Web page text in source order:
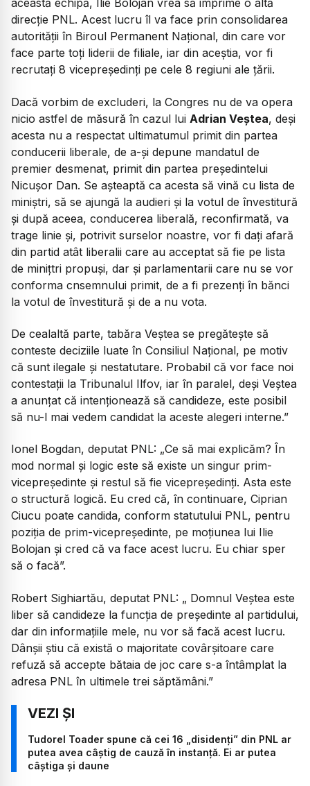
această echipă, Ilie Bolojan vrea să imprime o altă
direcție PNL. Acest lucru îl va face prin consolidarea
autorității în Biroul Permanent Național, din care vor
face parte toți liderii de filiale, iar din aceștia, vor fi
recrutați 8 vicepreședinți pe cele 8 regiuni ale țării.
Dacă vorbim de excluderi, la Congres nu de va opera
nicio astfel de măsură în cazul lui Adrian Veștea, deși
acesta nu a respectat ultimatumul primit din partea
conducerii liberale, de a-și depune mandatul de
premier desmenat, primit din partea președintelui
Nicușor Dan. Se așteaptă ca acesta să vină cu lista de
miniștri, să se ajungă la audieri și la votul de învestitură
și după aceea, conducerea liberală, reconfirmată, va
trage linie și, potrivit surselor noastre, vor fi dați afară
din partid atât liberalii care au acceptat să fie pe lista
de minițtri propuși, dar și parlamentarii care nu se vor
conforma cnsemnului primit, de a fi prezenți în bănci
la votul de învestitură și de a nu vota.
De cealaltă parte, tabăra Veștea se pregătește să
conteste deciziile luate în Consiliul Național, pe motiv
că sunt ilegale și nestatutare. Probabil că vor face noi
contestații la Tribunalul Ilfov, iar în paralel, deși Veștea
a anunțat că intenționează să candideze, este posibil
să nu-l mai vedem candidat la aceste alegeri interne.”
Ionel Bogdan, deputat PNL: „Ce să mai explicăm? În
mod normal şi logic este să existe un singur prim-
vicepreşedinte şi restul să fie vicepreşedinţi. Asta este
o structură logică. Eu cred că, în continuare, Ciprian
Ciucu poate candida, conform statutului PNL, pentru
poziţia de prim-vicepreşedinte, pe moţiunea lui Ilie
Bolojan şi cred că va face acest lucru. Eu chiar sper
să o facă”.
Robert Sighiartău, deputat PNL: „ Domnul Veștea este
liber să candideze la funcția de președinte al partidului,
dar din informațiile mele, nu vor să facă acest lucru.
Dânșii știu că există o majoritate covârșitoare care
refuză să accepte bătaia de joc care s-a întâmplat la
adresa PNL în ultimele trei săptămâni.”
Tudorel Toader spune că cei 16 „disidenți” din PNL ar
putea avea câștig de cauză în instanță. Ei ar putea
câștiga și daune